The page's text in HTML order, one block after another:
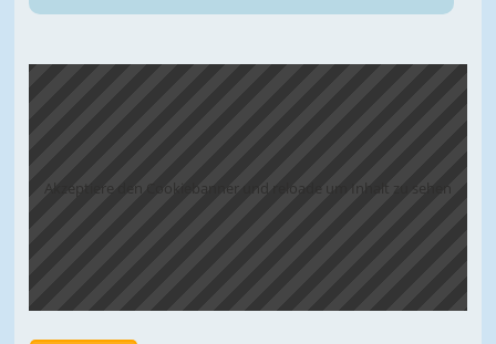
Akzeptiere den Cookiebanner und reloade um Inhalt zu sehen